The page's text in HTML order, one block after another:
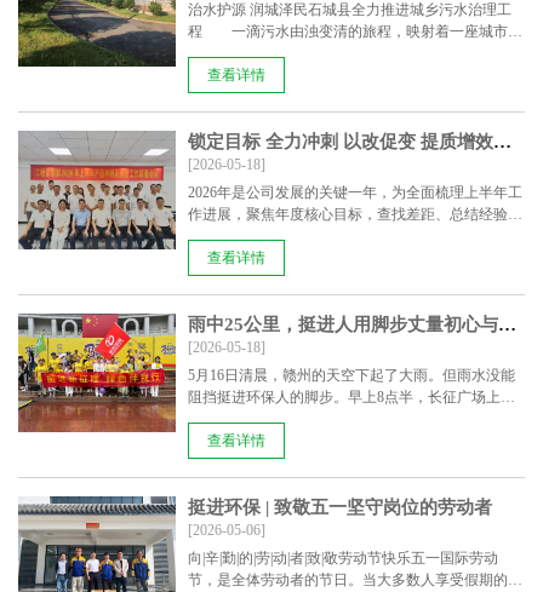
治水护源 润城泽民石城县全力推进城乡污水治理工
程 一滴污水由浊变清的旅程，映射着一座城市的
治理智慧......
查看详情
锁定目标 全力冲刺 以改促变 提质增效——工程管理部 2026 年上半年产值冲刺及回款工作部署会议顺利召开
[2026-05-18]
2026年是公司发展的关键一年，为全面梳理上半年工
作进展，聚焦年度核心目标，查找差距、总结经验，
工程管理......
查看详情
雨中25公里，挺进人用脚步丈量初心与热爱
[2026-05-18]
5月16日清晨，赣州的天空下起了大雨。但雨水没能
阻挡挺进环保人的脚步。早上8点半，长征广场上已
是一片跃动......
查看详情
挺进环保 | 致敬五一坚守岗位的劳动者
[2026-05-06]
向|辛|勤|的|劳|动|者|致|敬劳动节快乐五一国际劳动
节，是全体劳动者的节日。当大多数人享受假期的闲